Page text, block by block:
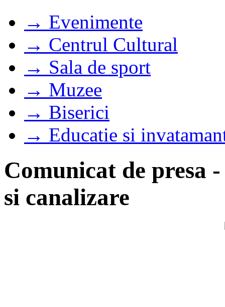
→ Evenimente
→ Centrul Cultural
→ Sala de sport
→ Muzee
→ Biserici
→ Educatie si
Comunicat de presa
si canalizare